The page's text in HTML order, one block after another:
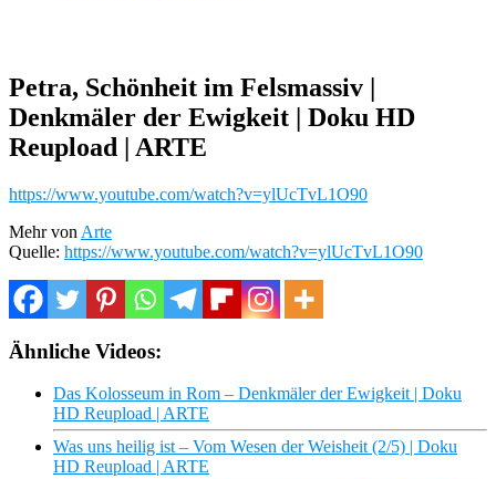
Petra, Schönheit im Felsmassiv |
Denkmäler der Ewigkeit | Doku HD
Reupload | ARTE
https://www.youtube.com/watch?v=ylUcTvL1O90
Mehr von Arte
Quelle: https://www.youtube.com/watch?v=ylUcTvL1O90
Ähnliche Videos:
Das Kolosseum in Rom – Denkmäler der Ewigkeit | Doku
HD Reupload | ARTE
Was uns heilig ist – Vom Wesen der Weisheit (2/5) | Doku
HD Reupload | ARTE